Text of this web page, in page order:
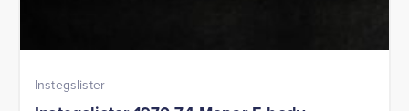
Instegslister